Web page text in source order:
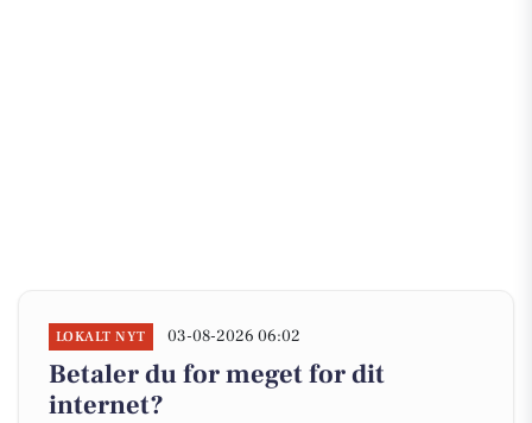
LOKALT NYT 03-08-2026 06:02
Betaler du for meget for dit
internet?